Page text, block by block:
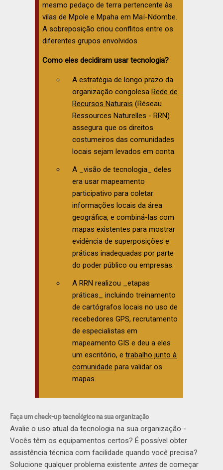
mesmo pedaço de terra pertencente às
vilas de Mpole e Mpaha em Maï-Ndombe.
A sobreposição criou conflitos entre os
diferentes grupos envolvidos.
Como eles decidiram usar tecnologia?
A estratégia de longo prazo da
organização congolesa Rede de
Recursos Naturais (Réseau
Ressources Naturelles - RRN)
assegura que os direitos
costumeiros das comunidades
locais sejam levados em conta.
A _visão de tecnologia_ deles
era usar mapeamento
participativo para coletar
informações locais da área
geográfica, e combiná-las com
mapas existentes para mostrar
evidência de superposições e
práticas inadequadas por parte
do poder público ou empresas.
A RRN realizou _etapas
práticas_ incluindo treinamento
de cartógrafos locais no uso de
recebedores GPS, recrutamento
de especialistas em
mapeamento GIS e deu a eles
um escritório, e trabalho junto à
comunidade para validar os
mapas.
Faça um check-up tecnológico na sua organização
Avalie o uso atual da tecnologia na sua organização -
Vocês têm os equipamentos certos? É possível obter
assistência técnica com facilidade quando você precisa?
Solucione qualquer problema existente antesde começar